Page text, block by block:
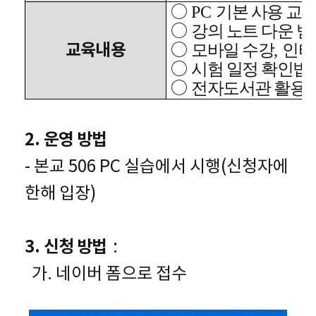
교육내용
○ PC 기본 사용 교
○ 강의 노트 다운 받
○ 모바일 수강, 인
○ 시험 일정 확인법
○ 전자도서관 활용
2. 운영 방법
- 본교 506 PC 실습에서 시행(신청자에
한해 입장)
3. 신청 방법 :
가. 네이버 폼으로 접수